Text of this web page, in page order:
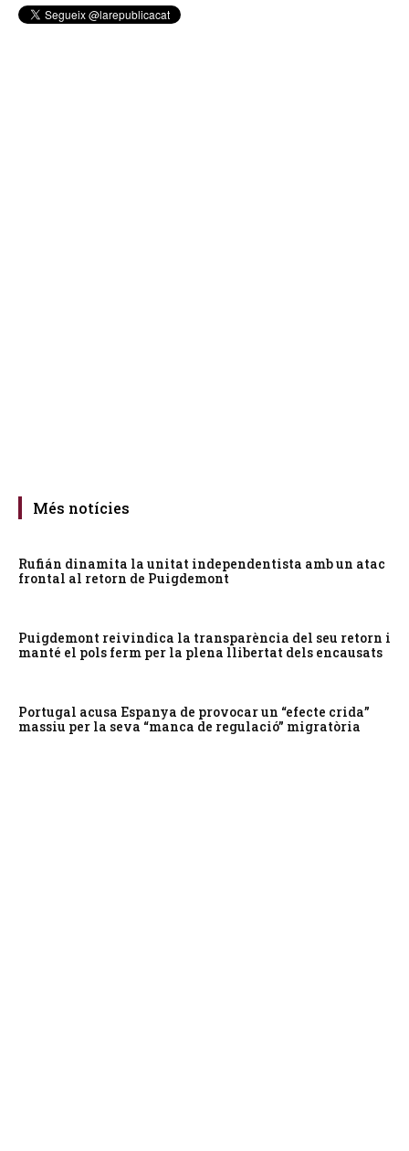
Més notícies
Rufián dinamita la unitat independentista amb un atac
frontal al retorn de Puigdemont
Puigdemont reivindica la transparència del seu retorn i
manté el pols ferm per la plena llibertat dels encausats
Portugal acusa Espanya de provocar un “efecte crida”
massiu per la seva “manca de regulació” migratòria